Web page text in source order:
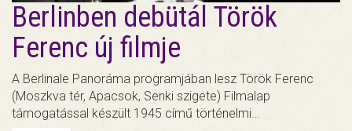
Berlinben debütál Török
Ferenc új filmje
A Berlinale Panoráma programjában lesz Török Ferenc
(Moszkva tér, Apacsok, Senki szigete) Filmalap
támogatással készült 1945 című történelmi…